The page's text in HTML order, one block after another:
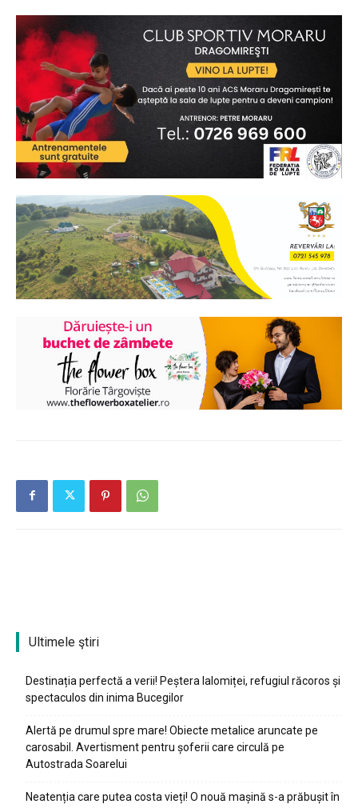
Ultimele ştiri
Destinația perfectă a verii! Peștera Ialomiței, refugiul răcoros și
spectaculos din inima Bucegilor
Alertă pe drumul spre mare! Obiecte metalice aruncate pe
carosabil. Avertisment pentru șoferii care circulă pe
Autostrada Soarelui
Neatenția care putea costa vieți! O nouă mașină s-a prăbușit în